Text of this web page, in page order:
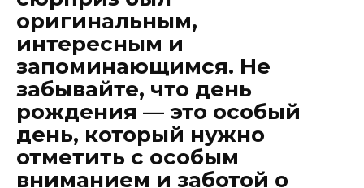
оригинальным,
интересным и
запоминающимся. Не
забывайте, что день
рождения — это особый
день, который нужно
отметить с особым
вниманием и заботой о